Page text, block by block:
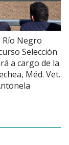
Río Negro
Selección
a cargo de la
Méd. Vet.